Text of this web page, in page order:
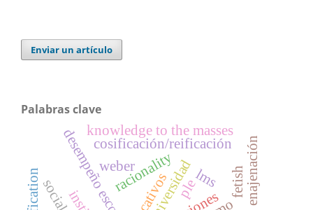
Enviar un artículo
Palabras clave
universidad
desempeño escolarracionality
weber fetishenajenación
cosificación/reificación
plelms
knowledge to the masses